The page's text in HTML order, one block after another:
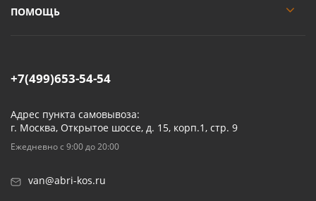
ПОМОЩЬ
+7(499)653-54-54
Адрес пункта самовывоза:
г. Москва, Открытое шоссе, д. 15, корп.1, стр. 9
Ежедневно с 9:00 до 20:00
van@abri-kos.ru